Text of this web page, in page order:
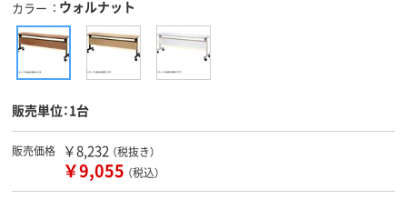
カラー ウォルナット
販売単位：1台
販売価格 ￥8,232 （税抜き）
￥9,055 （税込）